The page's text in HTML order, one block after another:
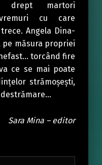
drept martori
cu care
Angela Dina-
pe măsura propriei
torcând fire
ce se mai poate
strămoşeşti,
Sara Mina – editor